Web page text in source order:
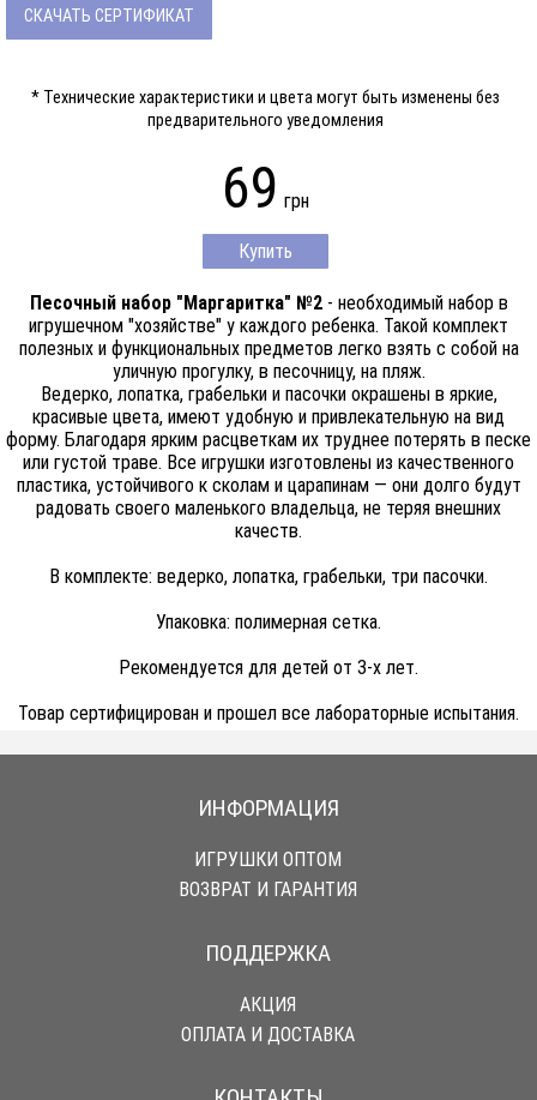
СКАЧАТЬ СЕРТИФИКАТ
* Технические характеристики и цвета могут быть изменены без
предварительного уведомления
69 грн
Купить
Песочный набор "Маргаритка" №2- необходимый набор в
игрушечном "хозяйстве" у каждого ребенка. Такой комплект
полезных и функциональных предметов легко взять с собой на
уличную прогулку, в песочницу, на пляж.
Ведерко, лопатка, грабельки и пасочки окрашены в яркие,
красивые цвета, имеют удобную и привлекательную на вид
форму. Благодаря ярким расцветкам их труднее потерять в песке
или густой траве. Все игрушки изготовлены из качественного
пластика, устойчивого к сколам и царапинам — они долго будут
радовать своего маленького владельца, не теряя внешних
качеств.
В комплекте: ведерко, лопатка, грабельки, три пасочки.
Упаковка: полимерная сетка.
Рекомендуется для детей от 3-х лет.
Товар сертифицирован и прошел все лабораторные испытания.
ИНФОРМАЦИЯ
ИГРУШКИ ОПТОМ
ВОЗВРАТ И ГАРАНТИЯ
ПОДДЕРЖКА
АКЦИЯ
ОПЛАТА И ДОСТАВКА